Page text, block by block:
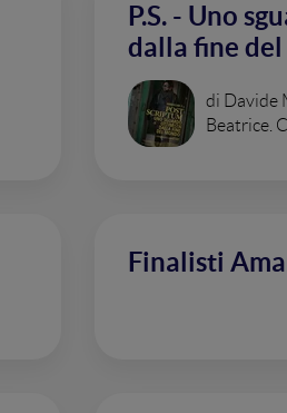
P.S. - Uno
dalla fine
di Davide
Beatrice.
Finalisti